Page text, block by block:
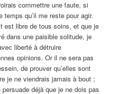
commettre une faute, si
temps qu’il me reste pour agir.
est libre de tous soins, et que je
dans une paisible solitude, je
liberté à détruire
opinions. Or il ne sera pas
de prouver qu’elles sont
je ne viendrais jamais à bout ;
déjà que je ne dois pas